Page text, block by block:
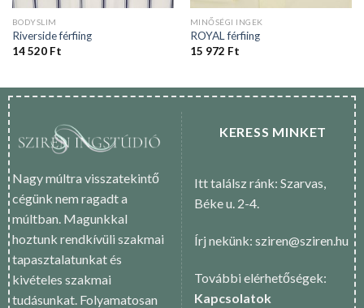
BODYSLIM
Riverside férfiing
14 520 Ft
MINŐSÉGI INGEK
ROYAL férfiing
15 972 Ft
Nagy múltra visszatekintő
cégünk nem ragadt a
múltban. Magunkkal
hoztunk rendkívüli szakmai
tapasztalatunkat és
kivételes szakmai
tudásunkat. Folyamatosan
KERESS MINKET
Itt találsz ránk: Szarvas,
Béke u. 2-4.
Írj nekünk: sziren@sziren.hu
További elérhetőségek:
Kapcsolatok